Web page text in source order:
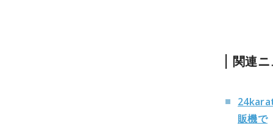
関連
販機で